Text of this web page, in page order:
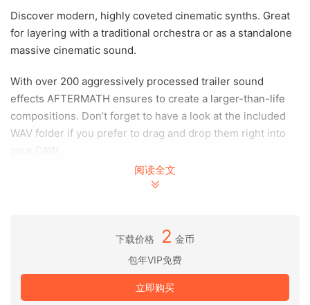
Discover modern, highly coveted cinematic synths. Great
for layering with a traditional orchestra or as a standalone
massive cinematic sound.
With over 200 aggressively processed trailer sound
effects AFTERMATH ensures to create a larger-than-life
compositions. Don’t forget to have a look at the included
WAV folder if you prefer to drag and drop them right into
your DAW.
Change the sound of the synths and one-shots to your
阅读全文
下载价格 2 金币
包年VIP免费
立即购买